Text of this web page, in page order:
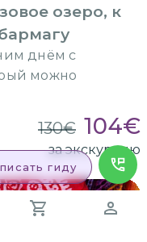
озеро, к
днём с
можно
130€ 104€
за экскурсию
гиду